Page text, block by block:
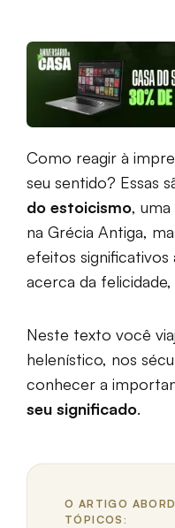
Como reagir à
seu sentido? Essas
do estoicismo,
na Grécia Antiga,
efeitos significativos
acerca da
Neste texto você
helenístico, nos
conhecer a
seu significado.
O ARTIGO
TÓPICOS: